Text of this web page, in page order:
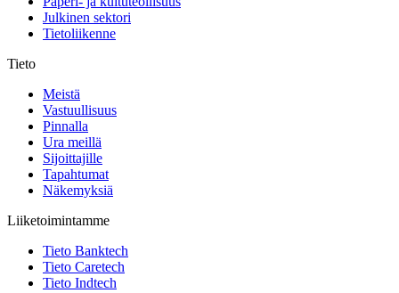
Julkinen sektori
Tietoliikenne
Tieto
Meistä
Vastuullisuus
Pinnalla
Ura meillä
Sijoittajille
Tapahtumat
Näkemyksiä
Liiketoimintamme
Tieto Banktech
Tieto Caretech
Tieto Indtech